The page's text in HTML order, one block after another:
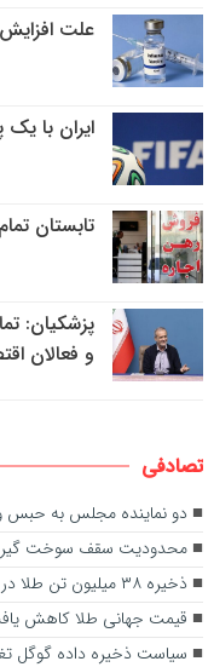
علت
ایران با
تابستان
پزشکیان:
و فعالان
تصادفی
دو نماینده مجلس به حبس
محدودیت سقف سوخت
ذخیره ۳۸ میلیون تن طلا در آذربایجان شرقی
قیمت جهانی طلا کاهش
سیاست ذخیره داده گوگل